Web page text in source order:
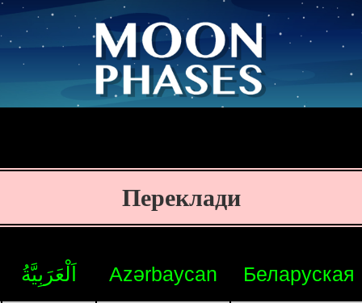
Переклади
اَلْعَرَبِيَّةُ Azərbaycan Беларуская